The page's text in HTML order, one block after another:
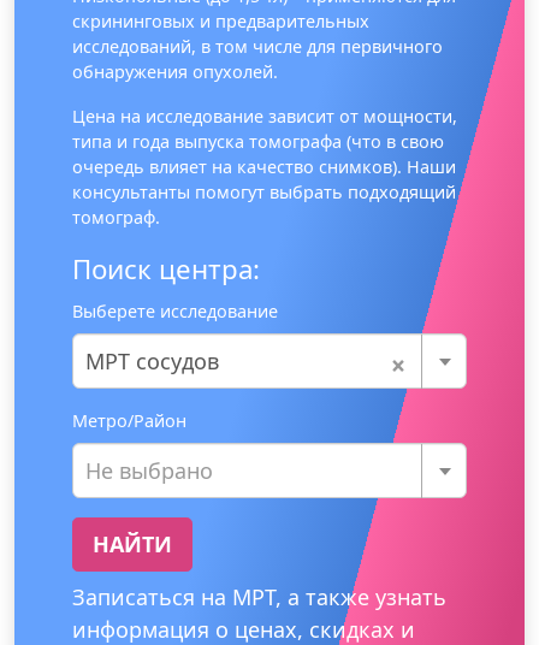
скрининговых и предварительных
исследований, в том числе для первичного
обнаружения опухолей.
Цена на исследование зависит от мощности,
типа и года выпуска томографа (что в свою
очередь влияет на качество снимков). Наши
консультанты помогут выбрать подходящий
томограф.
Поиск центра:
Выберете исследование
×
МРТ сосудов
Метро/Район
Не выбрано
НАЙТИ
Записаться на МРТ, а также узнать
информация о ценах, скидках и